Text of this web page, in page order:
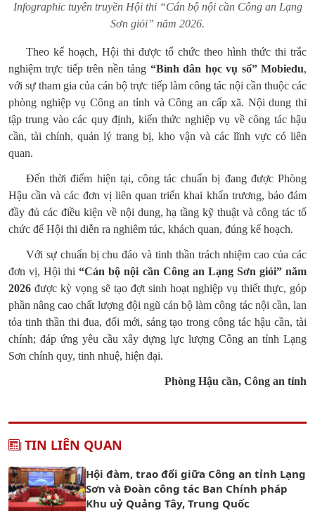
Infographic tuyên truyền Hội thi “Cán bộ nội cần Công an Lạng
Sơn giỏi” năm 2026.
Theo kế hoạch, Hội thi được tổ chức theo hình thức thi trắc
nghiệm trực tiếp trên nền tảng “Bình dân học vụ số” Mobiedu,
với sự tham gia của cán bộ trực tiếp làm công tác nội cần thuộc các
phòng nghiệp vụ Công an tỉnh và Công an cấp xã. Nội dung thi
tập trung vào các quy định, kiến thức nghiệp vụ về công tác hậu
cần, tài chính, quản lý trang bị, kho vận và các lĩnh vực có liên
quan.
Đến thời điểm hiện tại, công tác chuẩn bị đang được Phòng
Hậu cần và các đơn vị liên quan triển khai khẩn trương, bảo đảm
đầy đủ các điều kiện về nội dung, hạ tầng kỹ thuật và công tác tổ
chức để Hội thi diễn ra nghiêm túc, khách quan, đúng kế hoạch.
Với sự chuẩn bị chu đáo và tinh thần trách nhiệm cao của các
đơn vị, Hội thi“Cán bộ nội cần Công an Lạng Sơn giỏi” năm
2026 được kỳ vọng sẽ tạo đợt sinh hoạt nghiệp vụ thiết thực, góp
phần nâng cao chất lượng đội ngũ cán bộ làm công tác nội cần, lan
tỏa tinh thần thi đua, đổi mới, sáng tạo trong công tác hậu cần, tài
chính; đáp ứng yêu cầu xây dựng lực lượng Công an tỉnh Lạng
Sơn chính quy, tinh nhuệ, hiện đại.
Phòng Hậu cần, Công an tỉnh
TIN LIÊN QUAN
Hội đàm, trao đổi giữa Công an tỉnh Lạng
Sơn và Đoàn công tác Ban Chính pháp
Khu uỷ Quảng Tây, Trung Quốc